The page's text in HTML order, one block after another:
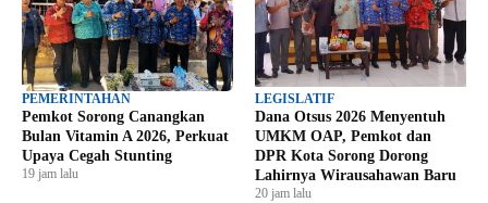
PEMERINTAHAN
Pemkot Sorong Canangkan
Bulan Vitamin A 2026, Perkuat
Upaya Cegah Stunting
19 jam lalu
LEGISLATIF
Dana Otsus 2026 Menyentuh
UMKM OAP, Pemkot dan
DPR Kota Sorong Dorong
Lahirnya Wirausahawan Baru
20 jam lalu